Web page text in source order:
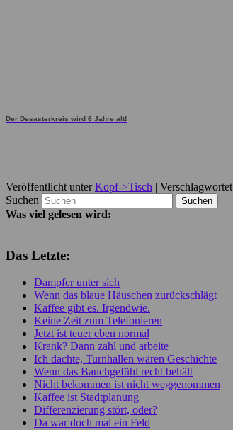
Der Desasterkreis wird 6 Jahre alt!
Veröffentlicht unter Kopf->Tisch |
Suchen
Was viel gelesen wird:
Das Letzte:
Dampfer unter sich
Wenn das blaue Häuschen zurückschlägt
Kaffee gibt es. Irgendwie.
Keine Zeit zum Telefonieren
Jetzt ist teuer eben normal
Krank? Dann zahl und arbeite
Ich dachte, Turnhallen wären Geschichte
Wenn das Bauchgefühl recht behält
Nicht bekommen ist nicht weggenommen
Kaffee ist Stadtplanung
Differenzierung stört, oder?
Da war doch mal ein Feld